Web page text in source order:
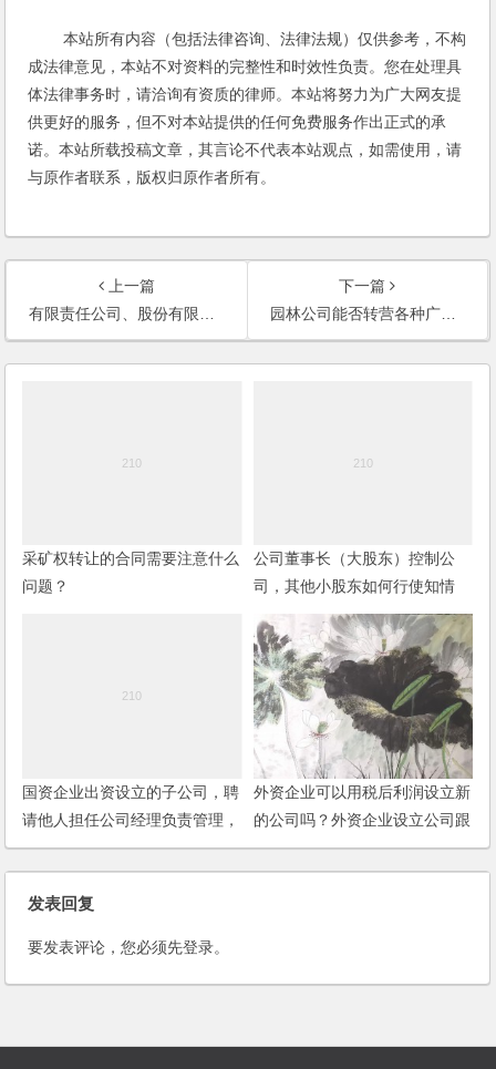
本站所有内容（包括法律咨询、法律法规）仅供参考，不构
成法律意见，本站不对资料的完整性和时效性负责。您在处理具
体法律事务时，请洽询有资质的律师。本站将努力为广大网友提
供更好的服务，但不对本站提供的任何免费服务作出正式的承
诺。本站所载投稿文章，其言论不代表本站观点，如需使用，请
与原作者联系，版权归原作者所有。
上一篇
有限责任公司、股份有限责任公司及投资股份有限责任公司三者有何区别呢？(2006)
下一篇
园林公司能否转营各种广告业务？(2006)
采矿权转让的合同需要注意什么
问题？
公司董事长（大股东）控制公
司，其他小股东如何行使知情
国资企业出资设立的子公司，聘
请他人担任公司经理负责管理，
经营不善或有违法行为，法人代
表需要承担责任吗？
外资企业可以用税后利润设立新
的公司吗？外资企业设立公司跟
外国人设立公司有何不同？
发表回复
要发表评论，您必须先登录。